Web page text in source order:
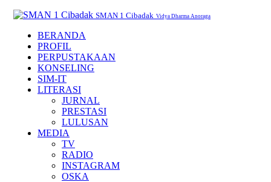
SMAN 1 Cibadak Vidya Dharma Anoraga
BERANDA
PROFIL
PERPUSTAKAAN
KONSELING
SIM-IT
LITERASI
JURNAL
PRESTASI
LULUSAN
MEDIA
TV
RADIO
INSTAGRAM
OSKA